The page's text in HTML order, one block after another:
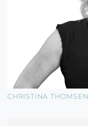
CHRISTINA THOMSEN